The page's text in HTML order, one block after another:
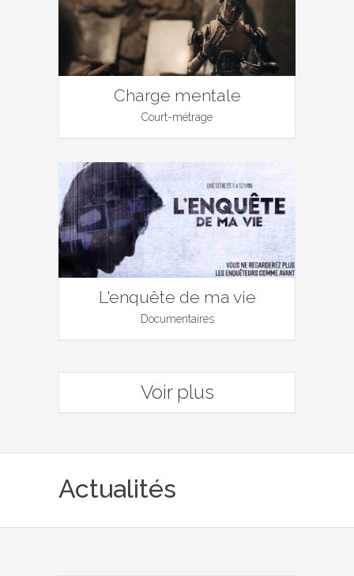
Charge mentale
Court-métrage
L'enquête de ma vie
Documentaires
Voir plus
Actualités